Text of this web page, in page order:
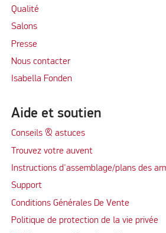
Qualité
Salons
Presse
Nous contacter
Isabella Fonden
Aide et soutien
Conseils & astuces
Trouvez votre auvent
Instructions d'assemblage/plans des
Support
Conditions Générales De Vente
Politique de protection de la vie privée